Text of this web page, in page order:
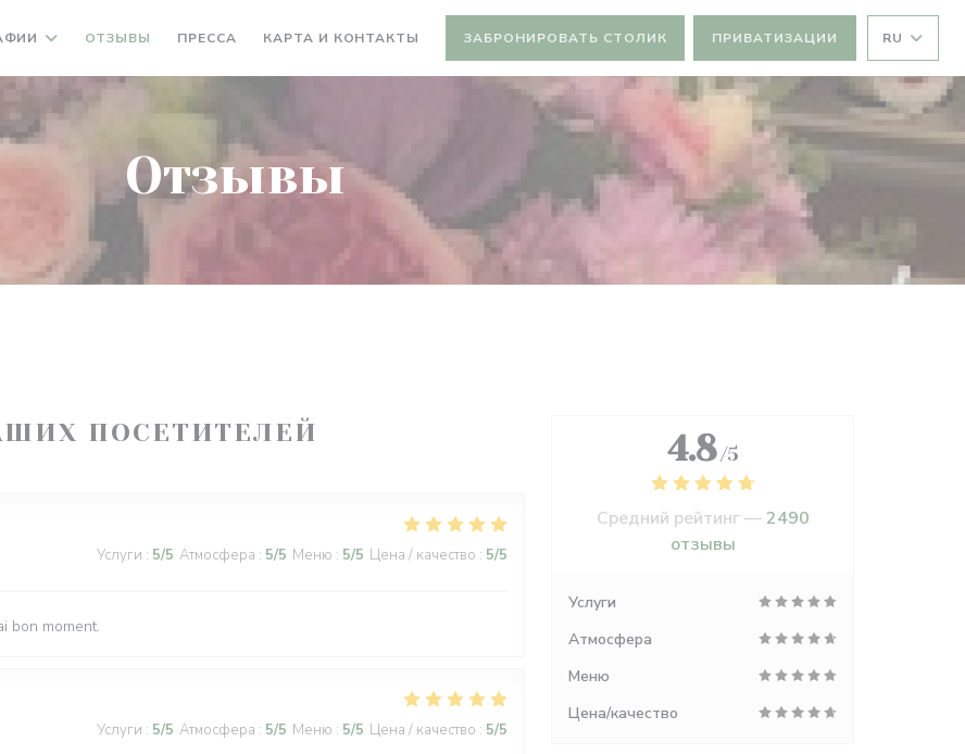
ОТЗЫВЫ ПРЕССА КАРТА И КОНТАКТЫ ЗАБРОНИРОВАТЬ СТОЛИК ПРИВАТИЗАЦИИ RU
Отзывы
ПОСЕТИТЕЛЕЙ
Услуги : 5/5 Атмосфера : 5/5 Меню : 5/5 Цена / качество : 5/5
bon moment.
Услуги : 5/5 Атмосфера : 5/5 Меню : 5/5 Цена / качество : 5/5
4.8 /5
Средний рейтинг —2490
отзывы
Услуги
Атмосфера
Меню
Цена/качество